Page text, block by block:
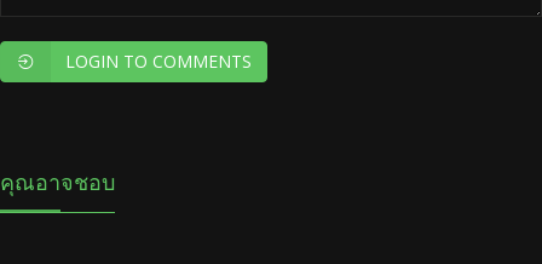
LOGIN TO COMMENTS
คุณอาจชอบ